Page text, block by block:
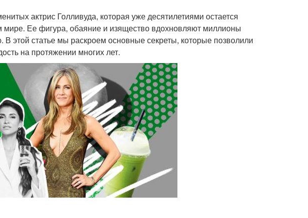
актрис Голливуда, которая уже десятилетиями остается
мире. Ее фигура, обаяние и изящество вдохновляют миллионы
этой статье мы раскроем основные секреты, которые позволили
на протяжении многих лет.